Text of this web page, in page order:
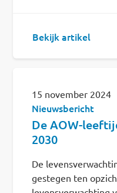
Bekijk artikel
15 november 2024
Nieuwsbericht
De AOW-
2030
De
gestegen ten